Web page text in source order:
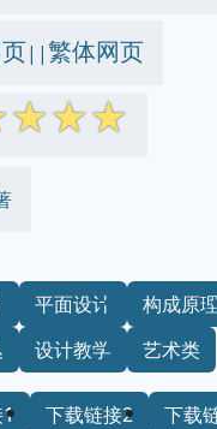
||繁体网页
☆☆☆
平面设计 构成原理
设计教学 艺术类
下载链接2 下载